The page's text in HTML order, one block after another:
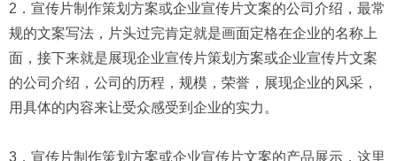
2．宣传片制作策划方案或企业宣传片文案的公司介绍，最常
规的文案写法，片头过完肯定就是画面定格在企业的名称上
面，接下来就是展现企业宣传片策划方案或企业宣传片文案
的公司介绍，公司的历程，规模，荣誉，展现企业的风采，
用具体的内容来让受众感受到企业的实力。
3．宣传片制作策划方案或企业宣传片文案的产品展示，这里